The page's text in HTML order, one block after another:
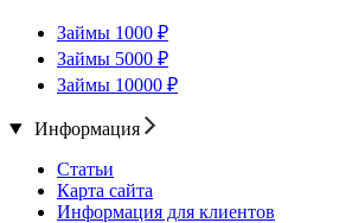
Займы 1000 ₽
Займы 5000 ₽
Займы 10000 ₽
Информация
Статьи
Карта сайта
Информация для клиентов